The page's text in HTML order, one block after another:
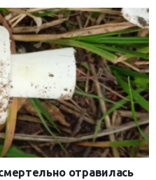
отравилась